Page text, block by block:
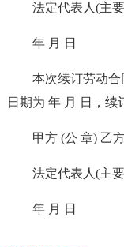
法定代表人(主
年 月 日
本次续订劳动
日期为 年 月 日，续
甲方 (公 章) 乙
法定代表人(主
年 月 日